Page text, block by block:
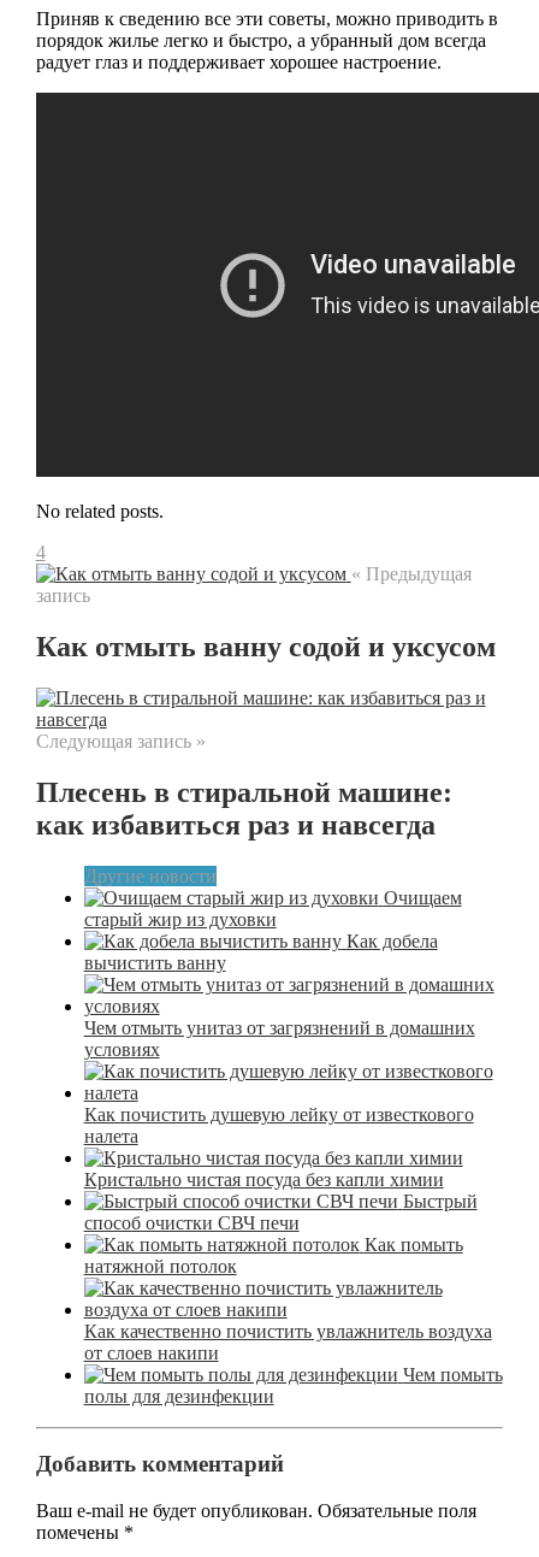
Приняв к сведению все эти советы, можно приводить в
порядок жилье легко и быстро, а убранный дом всегда
радует глаз и поддерживает хорошее настроение.
No related posts.
4
« Предыдущая
запись
Как отмыть ванну содой и уксусом
Следующая запись »
Плесень в стиральной машине:
как избавиться раз и навсегда
Другие новости
Очищаем
старый жир из духовки
Как добела
вычистить ванну
Чем отмыть унитаз от загрязнений в домашних
условиях
Как почистить душевую лейку от известкового
налета
Кристально чистая посуда без капли химии
Быстрый
способ очистки СВЧ печи
Как помыть
натяжной потолок
Как качественно почистить увлажнитель воздуха
от слоев накипи
Чем помыть
полы для дезинфекции
Добавить комментарий
Ваш e-mail не будет опубликован. Обязательные поля
помечены *